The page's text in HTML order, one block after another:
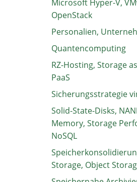
Microsoft Hyper-V,
OpenStack
Personalien,
Quantencomputing
RZ-Hosting, Storage
PaaS
Sicherungsstrategie
Solid-State-Disks,
Memory, Storage
NoSQL
Storage, Object